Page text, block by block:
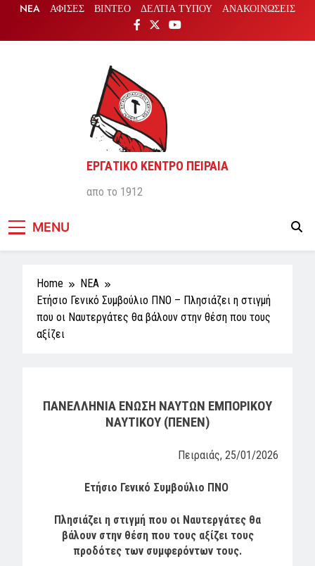
content
NEA ΑΦΙΣΕΣ ΒΙΝΤΕΟ ΔΕΛΤΙΑ ΤΥΠΟΥ ΑΝΑΚΟΙΝΩΣΕΙΣ
ΕΡΓΑΤΙΚΟ ΚΕΝΤΡΟ ΠΕΙΡΑΙΑ
απο το 1912
MENU
Home
NEA
Ετήσιο Γενικό Συμβούλιο ΠΝΟ – Πλησιάζει η στιγμή
που οι Ναυτεργάτες θα βάλουν στην θέση που τους
αξίζει
ΠΑΝΕΛΛΗΝΙΑ ΕΝΩΣΗ ΝΑΥΤΩΝ ΕΜΠΟΡΙΚΟΥ
ΝΑΥΤΙΚΟΥ (ΠΕΝΕΝ)
Πειραιάς, 25/01/2026
Ετήσιο Γενικό Συμβούλιο ΠΝΟ
Πλησιάζει η στιγμή που οι Ναυτεργάτες θα
βάλουν στην θέση που τους αξίζει τους
προδότες των συμφερόντων τους.